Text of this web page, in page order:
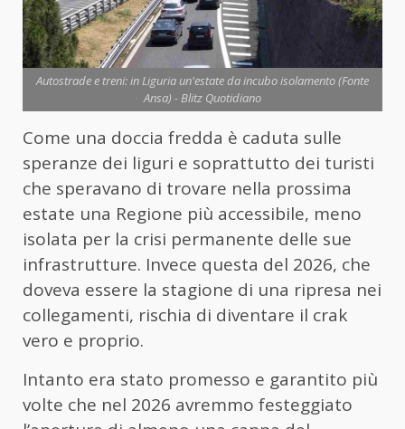
Autostrade e treni: in Liguria un'estate da incubo isolamento (Fonte
Ansa) - Blitz Quotidiano
Come una doccia fredda è caduta sulle
speranze dei liguri e soprattutto dei turisti
che speravano di trovare nella prossima
estate una Regione più accessibile, meno
isolata per la crisi permanente delle sue
infrastrutture. Invece questa del 2026, che
doveva essere la stagione di una ripresa nei
collegamenti, rischia di diventare il crak
vero e proprio.
Intanto era stato promesso e garantito più
volte che nel 2026 avremmo festeggiato